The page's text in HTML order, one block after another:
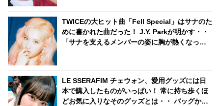
TWICEの大ヒット曲「Fell Special」はサナのた
めに書かれた曲だった！ J.Y. Parkが明かす・・
「サナを支えるメンバーの姿に胸が熱くなっ
LE SSERAFIM チェウォン、愛用グッズには日
本で購入したものがいっぱい！ 常に持ち歩くほ
どお気に入りなそのグッズとは・・ バッグから